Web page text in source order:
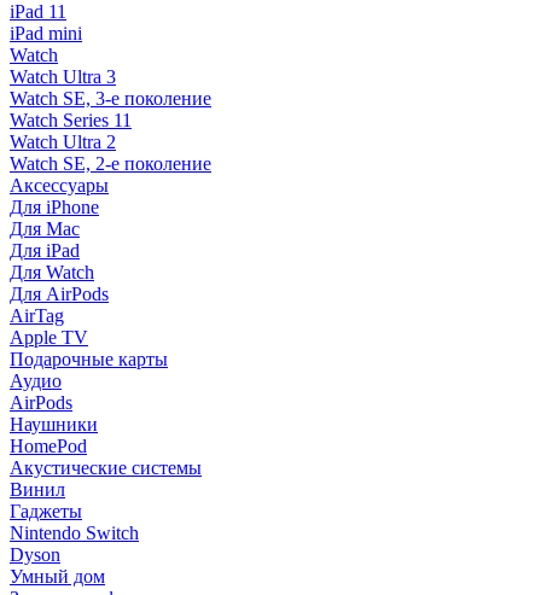
iPad 11
iPad mini
Watch
Watch Ultra 3
Watch SE, 3-е поколение
Watch Series 11
Watch Ultra 2
Watch SE, 2-е поколение
Аксессуары
Для iPhone
Для Mac
Для iPad
Для Watch
Для AirPods
AirTag
Apple TV
Подарочные карты
Аудио
AirPods
Наушники
HomePod
Акустические системы
Винил
Гаджеты
Nintendo Switch
Dyson
Умный дом